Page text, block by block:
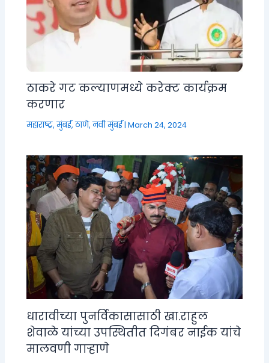
ठाकरे गट कल्याणमध्ये करेक्ट कार्यक्रम
करणार
महाराष्ट्र,मुंबई, ठाणे, नवी मुंबई|March 24, 2024
धारावीच्या पुनर्विकासासाठी खा.राहुल
शेवाळे यांच्या उपस्थितीत दिगंबर नाईक यांचे
मालवणी गाऱ्हाणे